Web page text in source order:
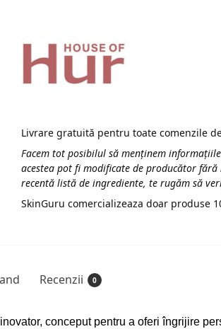
Livrare gratuită pentru toate comenzile
Facem tot posibilul să menținem
acestea pot fi modificate de producător
recentă listă de ingrediente, te rugăm să
SkinGuru comercializeaza doar produse
Recenzii 0
conceput pentru a oferi îngrijire